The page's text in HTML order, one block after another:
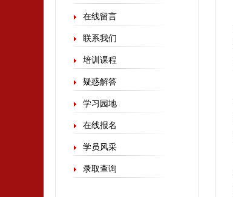
在线留言
联系我们
培训课程
疑惑解答
学习园地
在线报名
学员风采
录取查询